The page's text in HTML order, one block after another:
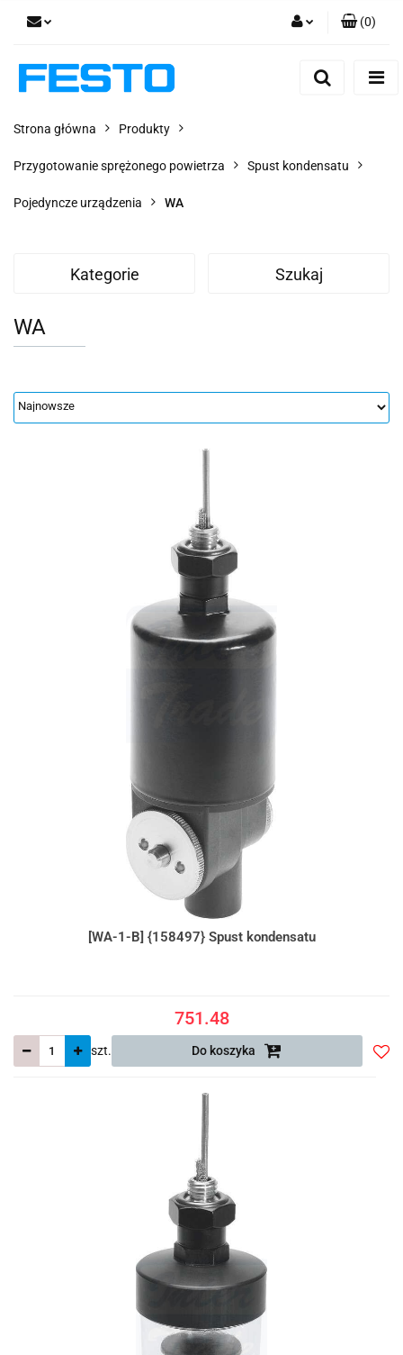
(0)
Strona główna Produkty
Przygotowanie sprężonego powietrza Spust kondensatu
Pojedyncze urządzenia WA
Kategorie Szukaj
WA
[WA-1-B] {158497} Spust kondensatu
751.48
szt. Do koszyka